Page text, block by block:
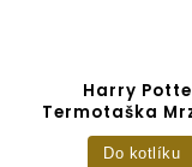
Harry
Termotaška
Do kotlíku